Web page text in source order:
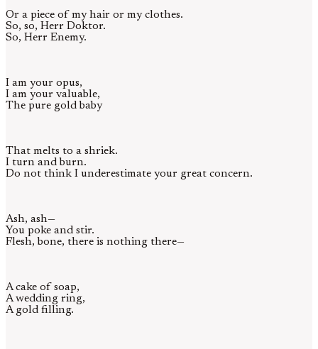
Or a piece of my hair or my clothes.
So, so, Herr Doktor.
So, Herr Enemy.
I am your opus,
I am your valuable,
The pure gold baby
That melts to a shriek.
I turn and burn.
Do not think I underestimate your great concern.
Ash, ash—
You poke and stir.
Flesh, bone, there is nothing there—
A cake of soap,
A wedding ring,
A gold filling.